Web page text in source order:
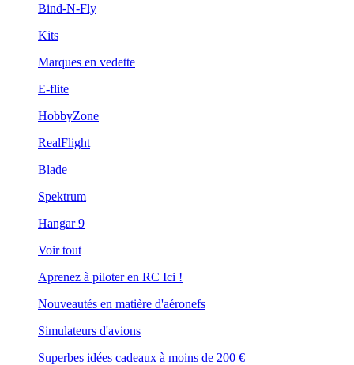
Bind-N-Fly
Kits
Marques en vedette
E-flite
HobbyZone
RealFlight
Blade
Spektrum
Hangar 9
Voir tout
Aprenez à piloter en RC Ici !
Nouveautés en matière d'aéronefs
Simulateurs d'avions
Superbes idées cadeaux à moins de 200 €